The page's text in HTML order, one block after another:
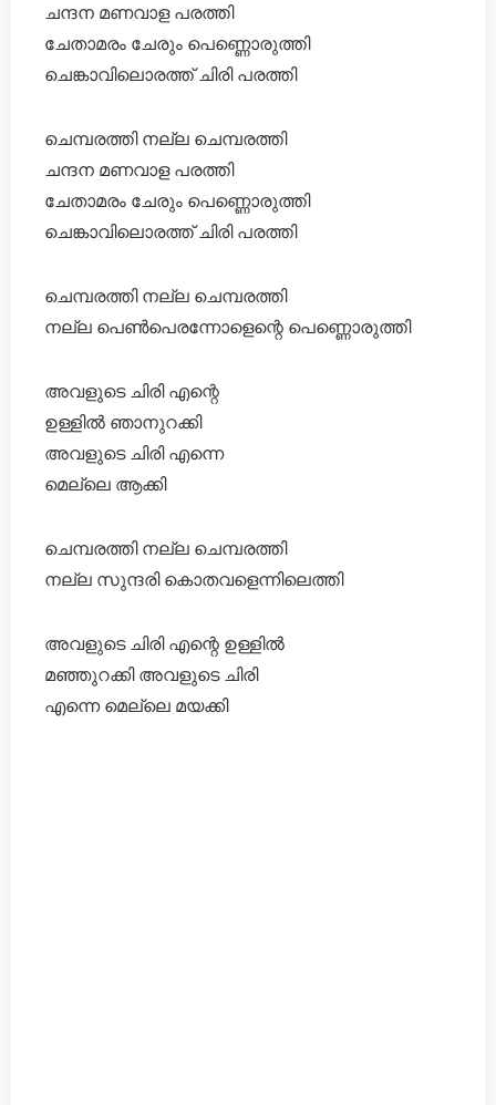
ചന്ദന മണവാള പരത്തി
ചേതാമരം ചേരും പെണ്ണൊരുത്തി
ചെങ്കാവിലൊരത്ത് ചിരി പരത്തി
ചെമ്പരത്തി നല്ല ചെമ്പരത്തി
ചന്ദന മണവാള പരത്തി
ചേതാമരം ചേരും പെണ്ണൊരുത്തി
ചെങ്കാവിലൊരത്ത് ചിരി പരത്തി
ചെമ്പരത്തി നല്ല ചെമ്പരത്തി
നല്ല പെൺപെരന്നോളെന്റെ പെണ്ണൊരുത്തി
അവളുടെ ചിരി എന്റെ
ഉള്ളിൽ ഞാനുറക്കി
അവളുടെ ചിരി എന്നെ
മെല്ലെ ആക്കി
ചെമ്പരത്തി നല്ല ചെമ്പരത്തി
നല്ല സുന്ദരി കൊതവളെന്നിലെത്തി
അവളുടെ ചിരി എന്റെ ഉള്ളിൽ
മഞ്ഞുറക്കി അവളുടെ ചിരി
എന്നെ മെല്ലെ മയക്കി